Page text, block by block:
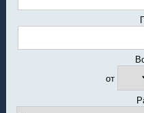
от